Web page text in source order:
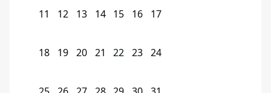
11 12 13 14 15 16 17
18 19 20 21 22 23 24